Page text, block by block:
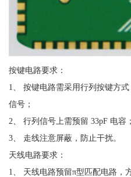
按键电路要求：
1、 按键电路需采用行列按键方
信号；
2、 行列信号上需预留 33pF 电容；
3、 走线注意屏蔽，防止干扰。
天线电路要求：
1、 天线电路预留π型匹配电路，